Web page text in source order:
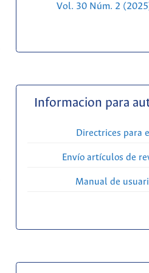
Vol. 30 Núm. 2
Informacion para
Directrices para
Envío artículos de
Manual de